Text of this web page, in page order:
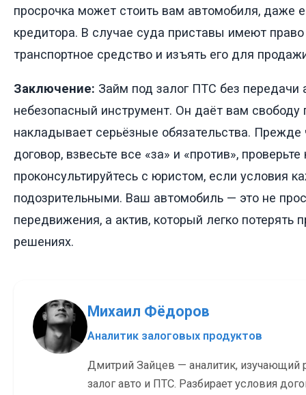
просрочка может стоить вам автомобиля, даже
кредитора. В случае суда приставы имеют
транспортное средство и изъять его для
Заключение: Займ под залог ПТС без передачи
небезопасный инструмент. Он даёт вам свободу
накладывает серьёзные обязательства.
договор, взвесьте все «за» и «против»,
проконсультируйтесь с юристом, если условия
подозрительными. Ваш автомобиль — это не
передвижения, а актив, который легко потерять
решениях.
Михаил Фёдоров
Аналитик залоговых продуктов
Дмитрий Зайцев — аналитик, изучающий
залог авто и ПТС. Разбирает условия